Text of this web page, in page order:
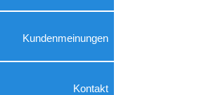
Kundenmeinungen
Kontakt